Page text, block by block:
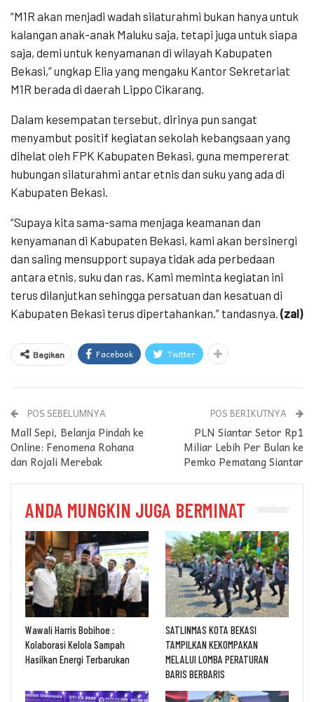
“M1R akan menjadi wadah silaturahmi bukan hanya untuk
kalangan anak-anak Maluku saja, tetapi juga untuk siapa
saja, demi untuk kenyamanan di wilayah Kabupaten
Bekasi,” ungkap Elia yang mengaku Kantor Sekretariat
M1R berada di daerah Lippo Cikarang.
Dalam kesempatan tersebut, dirinya pun sangat
menyambut positif kegiatan sekolah kebangsaan yang
dihelat oleh FPK Kabupaten Bekasi, guna mempererat
hubungan silaturahmi antar etnis dan suku yang ada di
Kabupaten Bekasi.
“Supaya kita sama-sama menjaga keamanan dan
kenyamanan di Kabupaten Bekasi, kami akan bersinergi
dan saling mensupport supaya tidak ada perbedaan
antara etnis, suku dan ras. Kami meminta kegiatan ini
terus dilanjutkan sehingga persatuan dan kesatuan di
Kabupaten Bekasi terus dipertahankan,” tandasnya. (zal)
Bagikan Facebook Twitter
POS SEBELUMNYA
Mall Sepi, Belanja Pindah ke
Online: Fenomena Rohana
dan Rojali Merebak
POS BERIKUTNYA
PLN Siantar Setor Rp1
Miliar Lebih Per Bulan ke
Pemko Pematang Siantar
ANDA MUNGKIN JUGA BERMINAT
Wawali Harris Bobihoe :
Kolaborasi Kelola Sampah
Hasilkan Energi Terbarukan
SATLINMAS KOTA BEKASI
TAMPILKAN KEKOMPAKAN
MELALUI LOMBA PERATURAN
BARIS BERBARIS